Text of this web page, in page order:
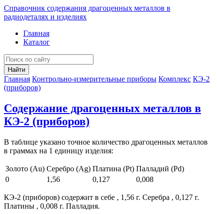
Справочник содержания драгоценных металлов в
радиодеталях и изделиях
Главная
Каталог
Найти
Главная Контрольно-измерительные приборы Комплекс КЭ-2
(приборов)
Содержание драгоценных металлов в
КЭ-2 (приборов)
В таблице указано точное количество драгоценных металлов
в граммах на 1 единицу изделия:
Золото (Au) Серебро (Ag) Платина (Pt) Палладий (Pd)
0
1,56 0,127 0,008
КЭ-2 (приборов) содержит в себе , 1,56 г. Серебра , 0,127 г.
Платины , 0,008 г. Палладия.